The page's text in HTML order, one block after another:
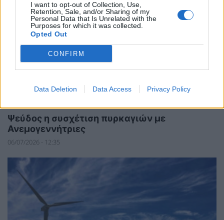
I want to opt-out of Collection, Use,
Retention, Sale, and/or Sharing of my
Personal Data that Is Unrelated with the
Purposes for which it was collected.
Opted Out
CONFIRM
Data Deletion Data Access Privacy Policy
ΑΝΑΝΕΩΣΙΜΕΣ ΠΗΓΕΣ ΕΝΕΡΓΕΙΑΣ
Ψεύδος η συσχέτιση πυρκαγιών με
Ανεμογεννήτριες
06/07/2026 - 12:35